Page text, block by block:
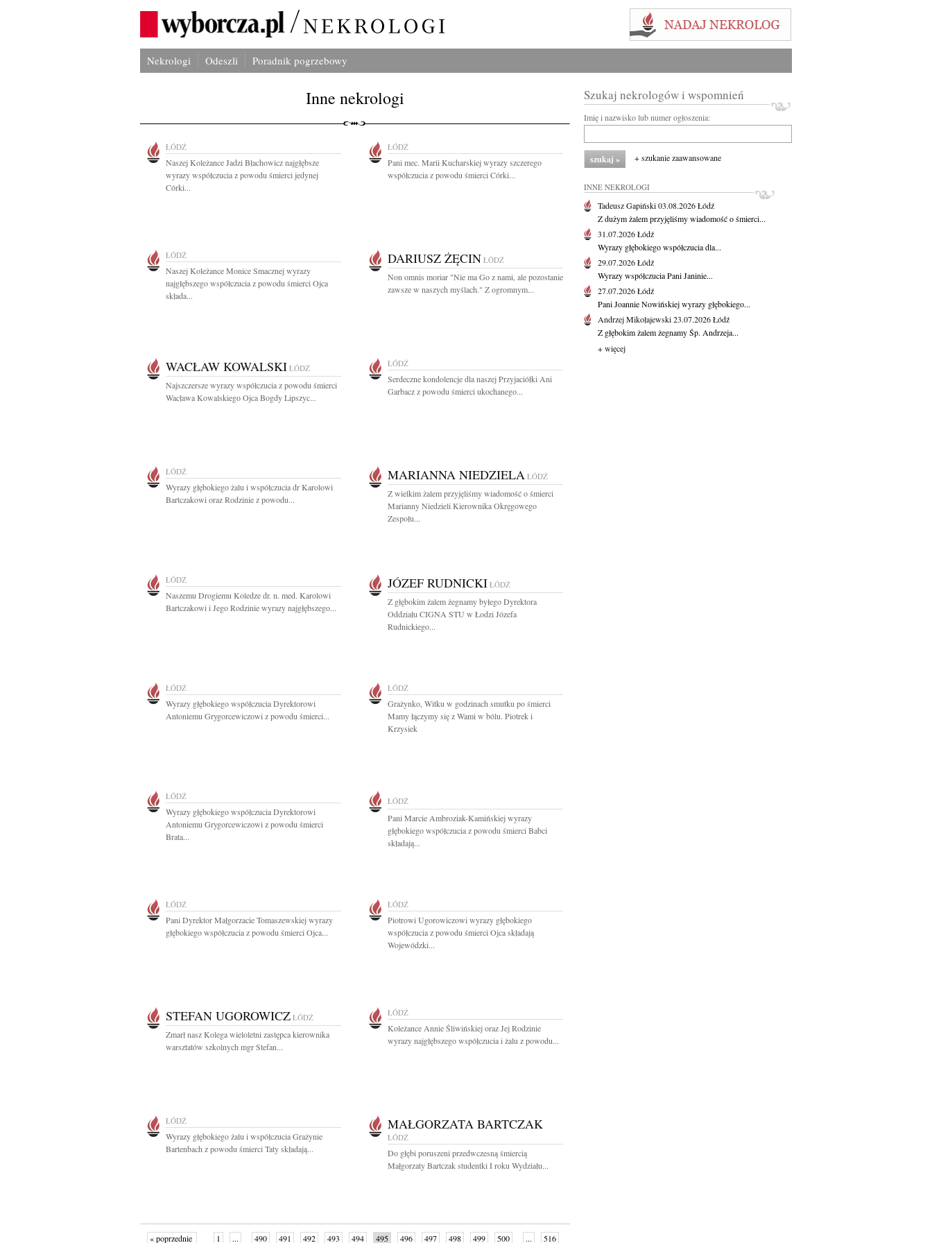
Nekrologi Odeszli Poradnik pogrzebowy
Inne nekrologi
ŁÓDŹ
Naszej Koleżance Jadzi Błachowicz najgłębsze
wyrazy współczucia z powodu śmierci jedynej
Córki...
ŁÓDŹ
Pani mec. Marii Kucharskiej wyrazy szczerego
współczucia z powodu śmierci Córki...
ŁÓDŹ
Naszej Koleżance Monice Smacznej wyrazy
najgłębszego współczucia z powodu śmierci Ojca
składa...
DARIUSZ ŻĘCIN ŁÓDŹ
Non omnis moriar "Nie ma Go z nami, ale pozostanie
zawsze w naszych myślach." Z ogromnym...
WACŁAW KOWALSKI ŁÓDŹ
Najszczersze wyrazy współczucia z powodu śmierci
Wacława Kowalskiego Ojca Bogdy Lipszyc...
ŁÓDŹ
Serdeczne kondolencje dla naszej Przyjaciółki Ani
Garbacz z powodu śmierci ukochanego...
ŁÓDŹ
Wyrazy głębokiego żalu i współczucia dr Karolowi
Bartczakowi oraz Rodzinie z powodu...
MARIANNA NIEDZIELA ŁÓDŹ
Z wielkim żalem przyjęliśmy wiadomość o śmierci
Marianny Niedzieli Kierownika Okręgowego
Zespołu...
ŁÓDŹ
Naszemu Drogiemu Koledze dr. n. med. Karolowi
Bartczakowi i Jego Rodzinie wyrazy najgłębszego...
JÓZEF RUDNICKI ŁÓDŹ
Z głębokim żalem żegnamy byłego Dyrektora
Oddziału CIGNA STU w Łodzi Józefa
Rudnickiego...
ŁÓDŹ
Wyrazy głębokiego współczucia Dyrektorowi
Antoniemu Grygorcewiczowi z powodu śmierci...
ŁÓDŹ
Grażynko, Witku w godzinach smutku po śmierci
Mamy łączymy się z Wami w bólu. Piotrek i
Krzysiek
ŁÓDŹ
Wyrazy głębokiego współczucia Dyrektorowi
Antoniemu Grygorcewiczowi z powodu śmierci
Brata...
ŁÓDŹ
Pani Marcie Ambroziak-Kamińskiej wyrazy
głębokiego współczucia z powodu śmierci Babci
składają...
ŁÓDŹ
Pani Dyrektor Małgorzacie Tomaszewskiej wyrazy
głębokiego współczucia z powodu śmierci Ojca...
ŁÓDŹ
Piotrowi Ugorowiczowi wyrazy głębokiego
współczucia z powodu śmierci Ojca składają
Wojewódzki...
STEFAN UGOROWICZ ŁÓDŹ
Zmarł nasz Kolega wieloletni zastępca kierownika
warsztatów szkolnych mgr Stefan...
ŁÓDŹ
Koleżance Annie Śliwińskiej oraz Jej Rodzinie
wyrazy najgłębszego współczucia i żalu z powodu...
ŁÓDŹ
Wyrazy głębokiego żalu i współczucia Grażynie
Bartenbach z powodu śmierci Taty składają...
MAŁGORZATA BARTCZAK
ŁÓDŹ
Do głębi poruszeni przedwczesną śmiercią
Małgorzaty Bartczak studentki I roku Wydziału...
« poprzednie 1 ... 490 491 492 493 494 495 496 497 498 499 500 ... 516
Szukaj nekrologów i wspomnień
Imię i nazwisko lub numer ogłoszenia:
+ szukanie zaawansowane
INNE NEKROLOGI
Tadeusz Gapiński03.08.2026Łódź
Z dużym żalem przyjęliśmy wiadomość o śmierci...
31.07.2026Łódź
Wyrazy głębokiego współczucia dla...
29.07.2026Łódź
Wyrazy współczucia Pani Janinie...
27.07.2026Łódź
Pani Joannie Nowińskiej wyrazy głębokiego...
Andrzej Mikołajewski23.07.2026Łódź
Z głębokim żalem żegnamy Śp. Andrzeja...
+ więcej